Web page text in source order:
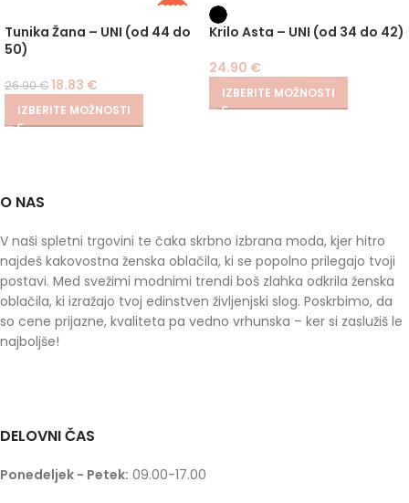
PLUS
-30%
Tunika Žana – UNI (od 44 do
50)
26.90€18.83 €
IZBERITE MOŽNOSTI
Krilo Asta – UNI (od 34 do 42)
24.90 €
IZBERITE MOŽNOSTI
O NAS
V naši spletni trgovini te čaka skrbno izbrana moda, kjer hitro
najdeš kakovostna ženska oblačila, ki se popolno prilegajo tvoji
postavi. Med svežimi modnimi trendi boš zlahka odkrila ženska
oblačila, ki izražajo tvoj edinstven življenjski slog. Poskrbimo, da
so cene prijazne, kvaliteta pa vedno vrhunska – ker si zaslužiš le
najboljše!
DELOVNI ČAS
Ponedeljek - Petek: 09.00-17.00